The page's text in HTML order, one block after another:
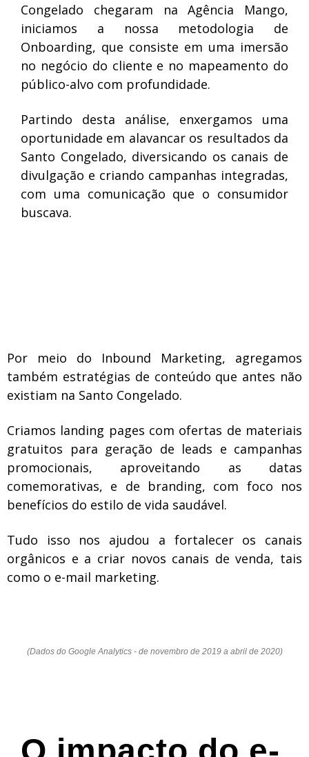
Congelado chegaram na Agência Mango,
iniciamos a nossa metodologia de
Onboarding, que consiste em uma imersão
no negócio do cliente e no mapeamento do
público-alvo com profundidade.
Partindo desta análise, enxergamos uma
oportunidade em alavancar os resultados da
Santo Congelado, diversificando os canais de
divulgação e criando campanhas integradas,
com uma comunicação que o consumidor
buscava.
Por meio do Inbound Marketing, agregamos
também estratégias de conteúdo que antes não
existiam na Santo Congelado.
Criamos landing pages com ofertas de materiais
gratuitos para geração de leads e campanhas
promocionais, aproveitando as datas
comemorativas, e de branding, com foco nos
benefícios do estilo de vida saudável.
Tudo isso nos ajudou a fortalecer os canais
orgânicos e a criar novos canais de venda, tais
como o e-mail marketing.
(Dados do Google Analytics - de novembro de 2019 a abril de 2020)